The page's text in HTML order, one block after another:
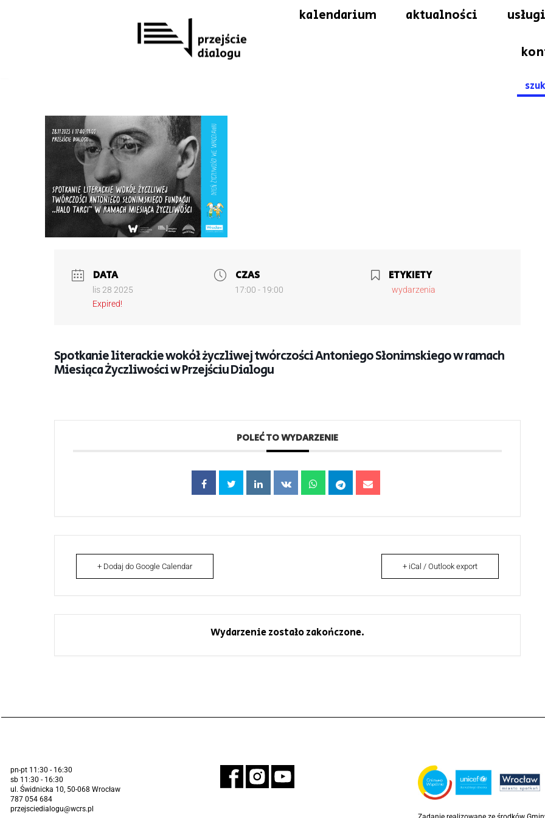
kalendarium aktualności
for:
DATA
lis 28 2025
Expired!
CZAS
17:00 - 19:00
ETYKIETY
wydarzenia
Spotkanie literackie wokół życzliwej twórczości Antoniego Słonimskiego w ramach
Miesiąca Życzliwości w Przejściu Dialogu
POLEĆ TO WYDARZENIE
+ Dodaj do Google Calendar + iCal / Outlook export
Wydarzenie zostało zakończone.
pn-pt 11:30 - 16:30
sb 11:30 - 16:30
ul. Świdnicka 10, 50-068 Wrocław
787 054 684
przejsciedialogu@wcrs.pl